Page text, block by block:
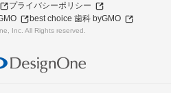
プライバシーポリシー
best choice 歯科 byGMO
Inc. All Rights reserved.